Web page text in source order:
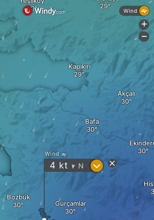
Bozbük
Gürçamlar
Kapıkırı
Akçalı
Bafa
Wind
4 kt " N ?
Wind
+
-